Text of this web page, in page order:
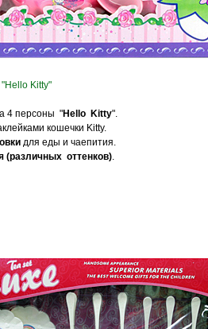
Kitty"
4 персоны "Hello Kitty".
кошечки Kitty.
для еды и чаепития.
(различных оттенков).